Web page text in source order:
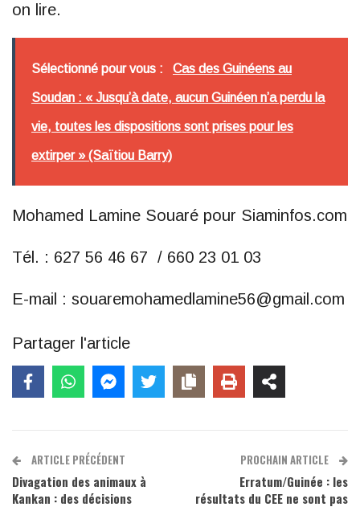
on lire.
Sélectionné pour vous : Cas des Guinéens au
Soudan : « Jusqu’à date, aucun Guinéen n’a perdu la
vie, toutes les dispositions sont prises pour les
extirper » (Saïtiou Barry)
Mohamed Lamine Souaré pour Siaminfos.com
Tél. : 627 56 46 67 / 660 23 01 03
E-mail : souaremohamedlamine56@gmail.com
Partager l'article
ARTICLE PRÉCÉDENT
Divagation des animaux à
Kankan : des décisions
PROCHAIN ARTICLE
Erratum/Guinée : les
résultats du CEE ne sont pas